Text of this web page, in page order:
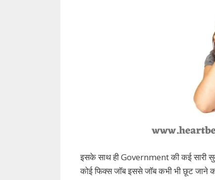
इसके साथ ही Government की कई सारी
कोई फिक्स जॉब इससे जॉब कभी भी छूट जाने